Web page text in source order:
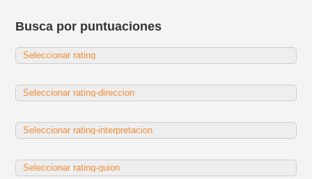
Busca por puntuaciones